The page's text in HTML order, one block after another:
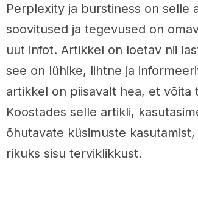
Perplexity ja burstiness on selle
soovitused ja tegevused on
uut infot. Artikkel on loetav nii
see on lühike, lihtne ja
artikkel on piisavalt hea, et
Koostades selle artikli,
õhutavate küsimuste
rikuks sisu terviklikkust.